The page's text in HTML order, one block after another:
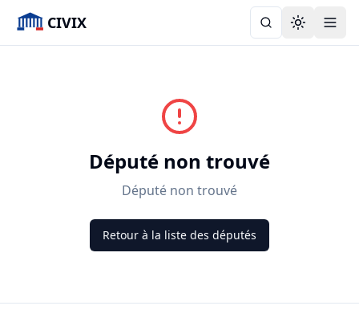
CIVIX Toggle
Député non trouvé
Député non trouvé
Retour à la liste des députés